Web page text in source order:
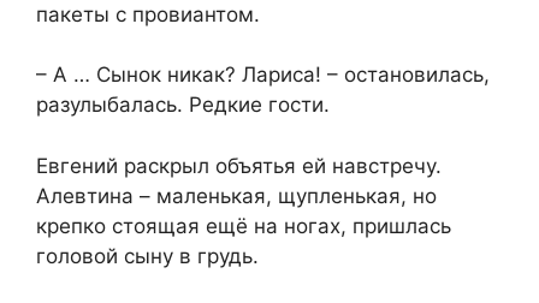
пакеты с провиантом.
– А … Сынок никак? Лариса! – остановилась,
разулыбалась. Редкие гости.
Евгений раскрыл объятья ей навстречу.
Алевтина – маленькая, щупленькая, но
крепко стоящая ещё на ногах, пришлась
головой сыну в грудь.